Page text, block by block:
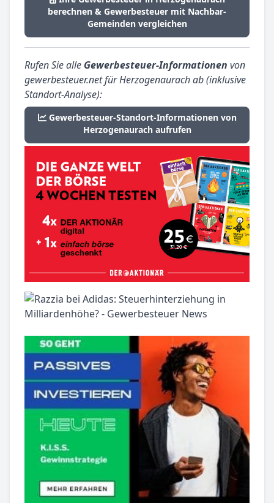
berechnen & Gewerbesteuer mit Nachbar-
Gemeinden vergleichen
Rufen Sie alle Gewerbesteuer-Informationen von
gewerbesteuer.net für Herzogenaurach ab (inklusive
Standort-Analyse):
Gewerbesteuer-Standort-Informationen von
Herzogenaurach aufrufen